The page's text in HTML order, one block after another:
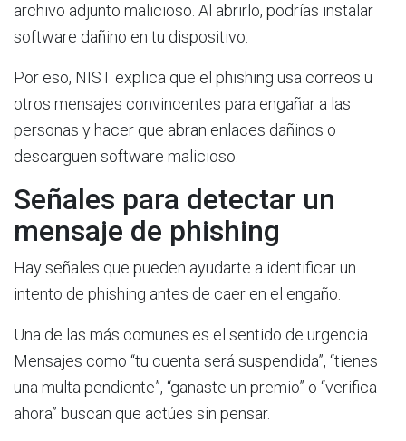
archivo adjunto malicioso. Al abrirlo, podrías instalar
software dañino en tu dispositivo.
Por eso, NIST explica que el phishing usa correos u
otros mensajes convincentes para engañar a las
personas y hacer que abran enlaces dañinos o
descarguen software malicioso.
Señales para detectar un
mensaje de phishing
Hay señales que pueden ayudarte a identificar un
intento de phishing antes de caer en el engaño.
Una de las más comunes es el sentido de urgencia.
Mensajes como “tu cuenta será suspendida”, “tienes
una multa pendiente”, “ganaste un premio” o “verifica
ahora” buscan que actúes sin pensar.